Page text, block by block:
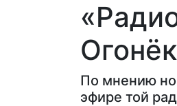
Огонёк
По мнению
эфире той